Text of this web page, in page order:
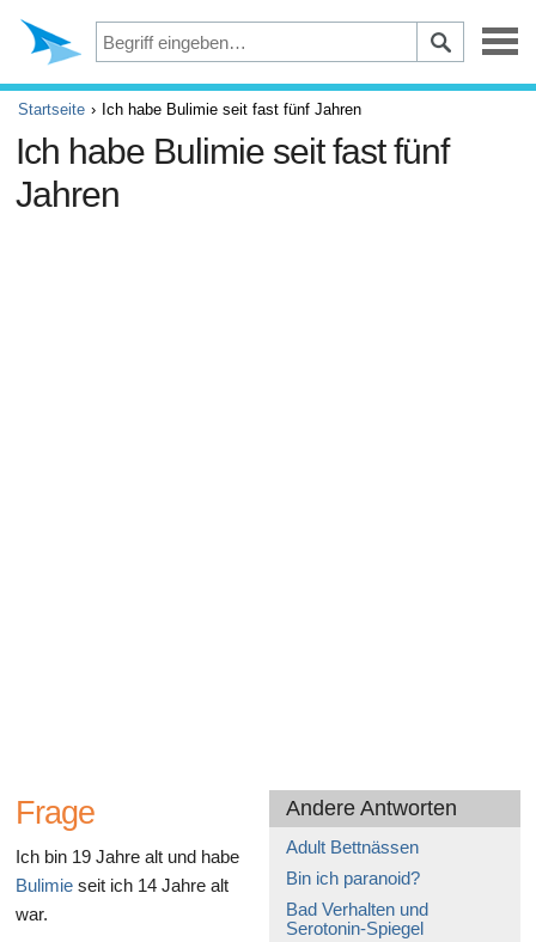
Depression
Augen
Unfälle und Erste Hilfe
Startseite Ich habe Bulimie seit fast fünf Jahren
Ich habe Bulimie seit fast fünf
Jahren
Andere Antworten
Adult Bettnässen
Bin ich paranoid?
Bad Verhalten und
Serotonin-Spiegel
Frage
Ich bin 19 Jahre alt und habe
Bulimie seit ich 14 Jahre alt
war.